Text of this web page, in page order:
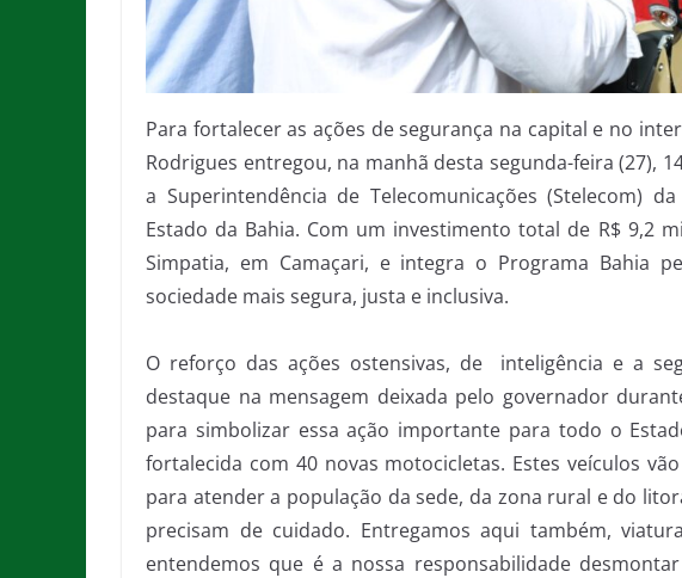
Para fortalecer as ações de segurança na capital e no
Rodrigues entregou, na manhã desta segunda-feira (27),
a Superintendência de Telecomunicações (Stelecom)
Estado da Bahia. Com um investimento total de R$ 9,2
Simpatia, em Camaçari, e integra o Programa Bahia
sociedade mais segura, justa e inclusiva.
O reforço das ações ostensivas, de inteligência e a
destaque na mensagem deixada pelo governador
para simbolizar essa ação importante para todo o
fortalecida com 40 novas motocicletas. Estes veículos
para atender a população da sede, da zona rural e do
precisam de cuidado. Entregamos aqui também,
entendemos que é a nossa responsabilidade